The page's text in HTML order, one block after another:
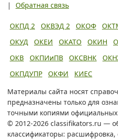
|
Обратная связь
ОКПД 2 ОКВЭД 2 ОКОФ
ОКУД
ОКЕИ ОКАТО ОКИН
ОКВ
ОКПИиПВ ОКСВНК
ОКПДУПР
ОКФИ
КИЕС
Материалы сайта носят
предназначены только для
точными копиями официальных
© 2012-2026 classifikators.ru —
классификаторы: расшифровка,